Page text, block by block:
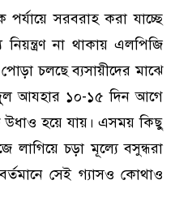
সরবরাহ করা যাচ্ছে
না থাকায় এলপিজি
চলছে ব্যসায়ীদের মাঝে
আযহার ১০-১৫ দিন আগে
উধাও হয়ে যায়। এসময় কিছু
লাগিয়ে চড়া মূল্যে বসুন্ধরা
সেই গ্যাসও কোথাও